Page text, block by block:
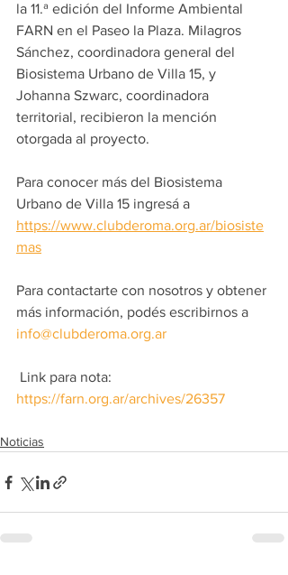
la 11.ª edición del Informe Ambiental
FARN en el Paseo la Plaza. Milagros
Sánchez, coordinadora general del
Biosistema Urbano de Villa 15, y
Johanna Szwarc, coordinadora
territorial, recibieron la mención
otorgada al proyecto.
Para conocer más del Biosistema
Urbano de Villa 15 ingresá a
https://www.clubderoma.org.ar/biosiste
mas
Para contactarte con nosotros y obtener
más información, podés escribirnos a
info@clubderoma.org.ar
Link para nota:
https://farn.org.ar/archives/26357
Noticias